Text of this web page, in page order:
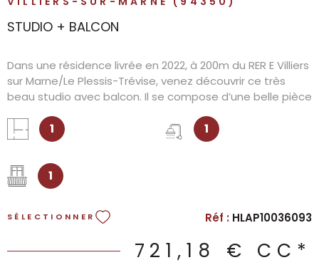
STUDIO + BALCON
Dans une résidence livrée en 2022, à 200m du RER E Villiers
sur Marne/Le Plessis-Trévise, venez découvrir ce très
beau studio avec balcon. Il se compose d’une belle pièce
aménagée et équipée (plaque, frigo, hotte.), et d’une
salle d’eau avec wc. Les charges comprennent l’eau
1 1
1
SÉLECTIONNER Réf : HLAP10036093
721,18 € CC*